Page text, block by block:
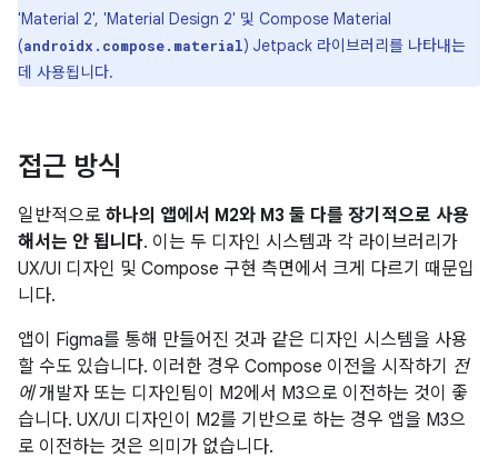
'Material 2', 'Material Design 2' 및 Compose Material
(androidx.compose.material) Jetpack 라이브러리를 나타내는
데 사용됩니다.
접근 방식
일반적으로 하나의 앱에서 M2와 M3 둘 다를 장기적으로 사용
해서는 안 됩니다. 이는 두 디자인 시스템과 각 라이브러리가
UX/UI 디자인 및 Compose 구현 측면에서 크게 다르기 때문입
니다.
앱이 Figma를 통해 만들어진 것과 같은 디자인 시스템을 사용
할 수도 있습니다. 이러한 경우 Compose 이전을 시작하기 전
에개발자 또는 디자인팀이 M2에서 M3으로 이전하는 것이 좋
습니다. UX/UI 디자인이 M2를 기반으로 하는 경우 앱을 M3으
로 이전하는 것은 의미가 없습니다.